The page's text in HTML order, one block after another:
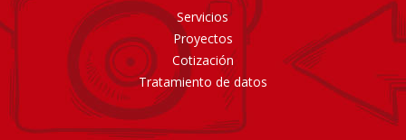
Servicios
Proyectos
Cotización
Tratamiento de datos